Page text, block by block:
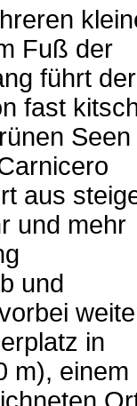
Fuß der
führt der
fast
Seen
aus
und mehr
und
in
m), einem